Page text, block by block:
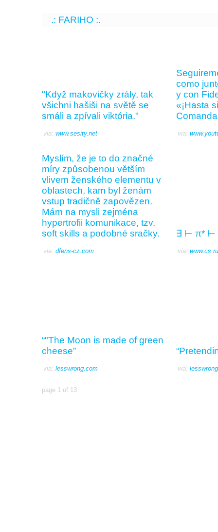
.: FARIHO :.
"Když makovičky zrály, tak
všichni hašiši na světě se
smáli a zpívali viktória."
via: www.sesity.net
como
y con
«¡Hasta
via:
Myslím, že je to do značné
míry způsobenou větším
vlivem ženského elementu v
oblastech, kam byl ženám
vstup tradičně zapovězen.
Mám na mysli zejména
hypertrofii komunikace, tzv.
soft skills a podobné sračky.
via: dfens-cz.com
∃ ⊢ π* ⊢
via:
“"The Moon is made of green
cheese”
via: lesswrong.com via:
page 1 of 13